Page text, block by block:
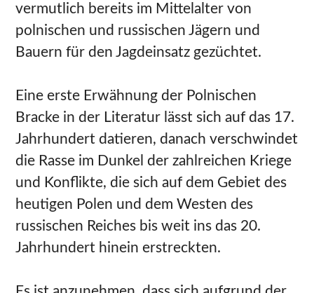
vermutlich bereits im Mittelalter von
polnischen und russischen Jägern und
Bauern für den Jagdeinsatz gezüchtet.
Eine erste Erwähnung der Polnischen
Bracke in der Literatur lässt sich auf das 17.
Jahrhundert datieren, danach verschwindet
die Rasse im Dunkel der zahlreichen Kriege
und Konflikte, die sich auf dem Gebiet des
heutigen Polen und dem Westen des
russischen Reiches bis weit ins das 20.
Jahrhundert hinein erstreckten.